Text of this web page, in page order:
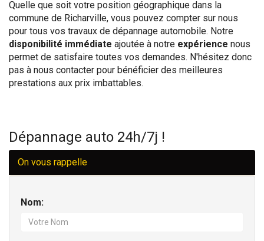
Quelle que soit votre position géographique dans la
commune de Richarville, vous pouvez compter sur nous
pour tous vos travaux de dépannage automobile. Notre
disponibilité immédiate ajoutée à notre expérience nous
permet de satisfaire toutes vos demandes. N'hésitez donc
pas à nous contacter pour bénéficier des meilleures
prestations aux prix imbattables.
Dépannage auto 24h/7j !
On vous rappelle
Nom: